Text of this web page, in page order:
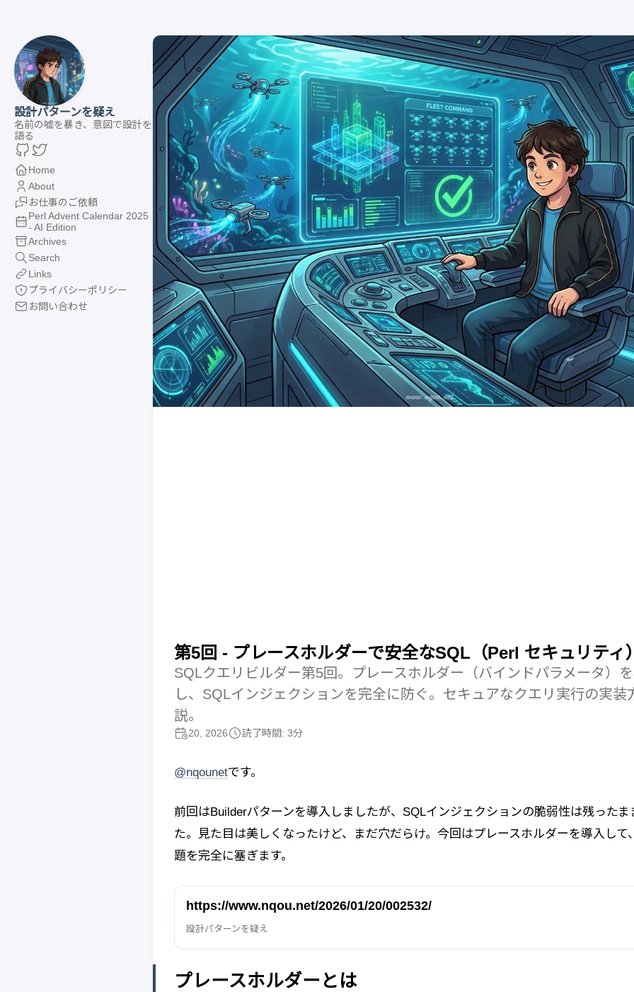
設計パターンを疑え
名前の嘘を暴き、意図で設計を
語る
Home
About
お仕事のご依頼
Perl Advent Calendar 2025
- AI Edition
Archives
Search
Links
プライバシーポリシー
お問い合わせ
第5回 - プレースホルダーで安全なSQL（Perl セキュリティ
SQLクエリビルダー第5回。プレースホルダー（バインドパラメータ）
し、SQLインジェクションを完全に防ぐ。セキュアなクエリ実行の実装
説。
20, 2026 読了時間: 3分
@nqounetです。
前回はBuilderパターンを導入しましたが、SQLインジェクションの脆弱性は残ったま
た。見た目は美しくなったけど、まだ穴だらけ。今回はプレースホルダーを導入して
題を完全に塞ぎます。
https://www.nqou.net/2026/01/20/002532/
設計パターンを疑え
プレースホルダーとは